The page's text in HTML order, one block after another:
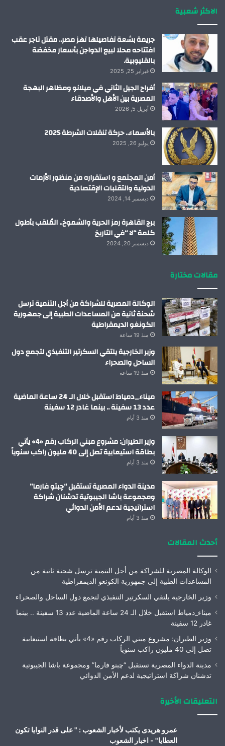
م
الاكثر شعبية
جريمة بشعة تفاصيلها تهز مصر.. مقتل تاجر عقب
افتتاحه محلا لبيع الدواجن بأسعار مخفضة
بالقليوبية.
فبراير 25, 2025
أفراح الجيل الثاني في ميلانو ومظاهر البهجة
المصرية بين الأهل والأصدقاء
أبريل 5, 2026
بالأسماء.. حركة تنقلات الشرطة 2025
يوليو 26, 2025
أمن المجتمع و استقراره من منظور الأزمات
الدولية والتقلبات الإقتصادية
ديسمبر 14, 2024
برج القاهرة رمز الحرية والشموخ.. المُلقب بأطول
كلمة “لا “في التاريخ
ديسمبر 20, 2024
مقالات مختارة
الوكالة المصرية للشراكة من أجل التنمية ترسل
شحنة ثانية من المساعدات الطبية إلى جمهورية
الكونغو الديمقراطية
منذ 19 ساعة
وزير الخارجية يلتقي السكرتير التنفيذي لتجمع دول
الساحل والصحراء
منذ 19 ساعة
ميناء_دمياط استقبل خلال الـ 24 ساعة الماضية
عدد 13 سفينة .. بينما غادر 12 سفينة
منذ 3 أيام
وزير الطيران: مشروع مبني الركاب رقم «4» يأتي
بطاقة استيعابية تصل إلى 40 مليون راكب سنوياً
منذ 3 أيام
مدينة الدواء المصرية تستقبل “چبتو فارما”
ومجموعة باشا الجيبوتية تدشنان شراكة
استراتيجية لدعم الأمن الدوائي
منذ 3 أيام
أحدث المقالات
الوكالة المصرية للشراكة من أجل التنمية ترسل شحنة ثانية من
المساعدات الطبية إلى جمهورية الكونغو الديمقراطية
وزير الخارجية يلتقي السكرتير التنفيذي لتجمع دول الساحل والصحراء
ميناء_دمياط استقبل خلال الـ 24 ساعة الماضية عدد 13 سفينة .. بينما
غادر 12 سفينة
وزير الطيران: مشروع مبني الركاب رقم «4» يأتي بطاقة استيعابية
تصل إلى 40 مليون راكب سنوياً
مدينة الدواء المصرية تستقبل “چبتو فارما” ومجموعة باشا الجيبوتية
تدشنان شراكة استراتيجية لدعم الأمن الدوائي
التعليقات الأخيرة
عمرو هريدى يكتب لأخبار الشعوب : " على قدر النوايا تكون
العطايا" - اخبار الشعوب